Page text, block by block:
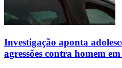
Investigação aponta
agressões contra homem